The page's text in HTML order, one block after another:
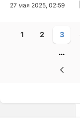
27 мая 2025, 02:59
1 2 3
...